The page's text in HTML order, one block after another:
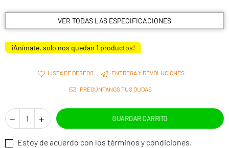
VER TODAS LAS ESPECIFICACIONES
¡Anímate, solo nos quedan 1 productos!
LISTA DE DESEOS ENTREGA Y DEVOLUCIONES
PREGÚNTANOS TUS DUDAS
GUARDAR CARRITO
Estoy de acuerdo con los términos y condiciones.